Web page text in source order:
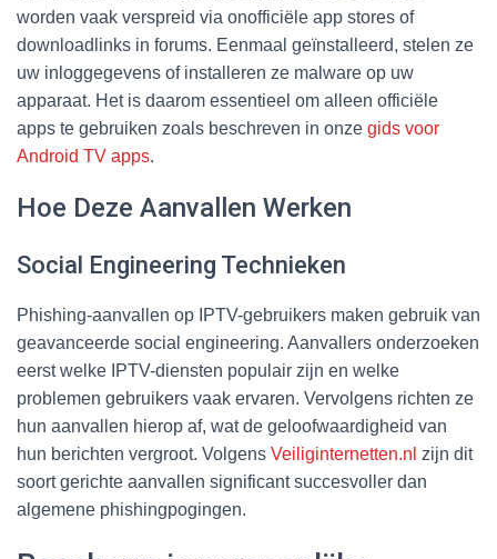
worden vaak verspreid via onofficiële app stores of
downloadlinks in forums. Eenmaal geïnstalleerd, stelen ze
uw inloggegevens of installeren ze malware op uw
apparaat. Het is daarom essentieel om alleen officiële
apps te gebruiken zoals beschreven in onze gids voor
Android TV apps.
Hoe Deze Aanvallen Werken
Social Engineering Technieken
Phishing-aanvallen op IPTV-gebruikers maken gebruik van
geavanceerde social engineering. Aanvallers onderzoeken
eerst welke IPTV-diensten populair zijn en welke
problemen gebruikers vaak ervaren. Vervolgens richten ze
hun aanvallen hierop af, wat de geloofwaardigheid van
hun berichten vergroot. Volgens Veiliginternetten.nl zijn dit
soort gerichte aanvallen significant succesvoller dan
algemene phishingpogingen.